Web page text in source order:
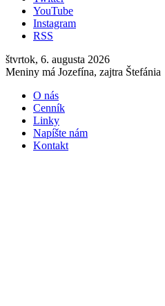
YouTube
Instagram
RSS
štvrtok, 6. augusta 2026
Meniny má Jozefína, zajtra Štefánia
O nás
Cenník
Linky
Napíšte nám
Kontakt